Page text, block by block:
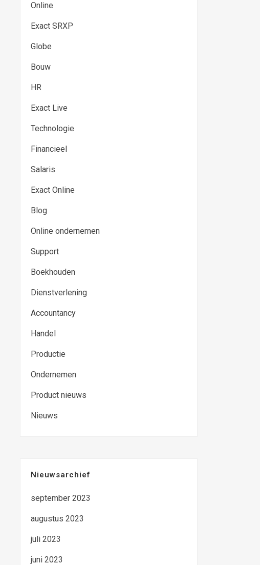
Online
Exact SRXP
Globe
Bouw
HR
Exact Live
Technologie
Financieel
Salaris
Exact Online
Blog
Online ondernemen
Support
Boekhouden
Dienstverlening
Accountancy
Handel
Productie
Ondernemen
Product nieuws
Nieuws
Nieuwsarchief
september 2023
augustus 2023
juli 2023
juni 2023